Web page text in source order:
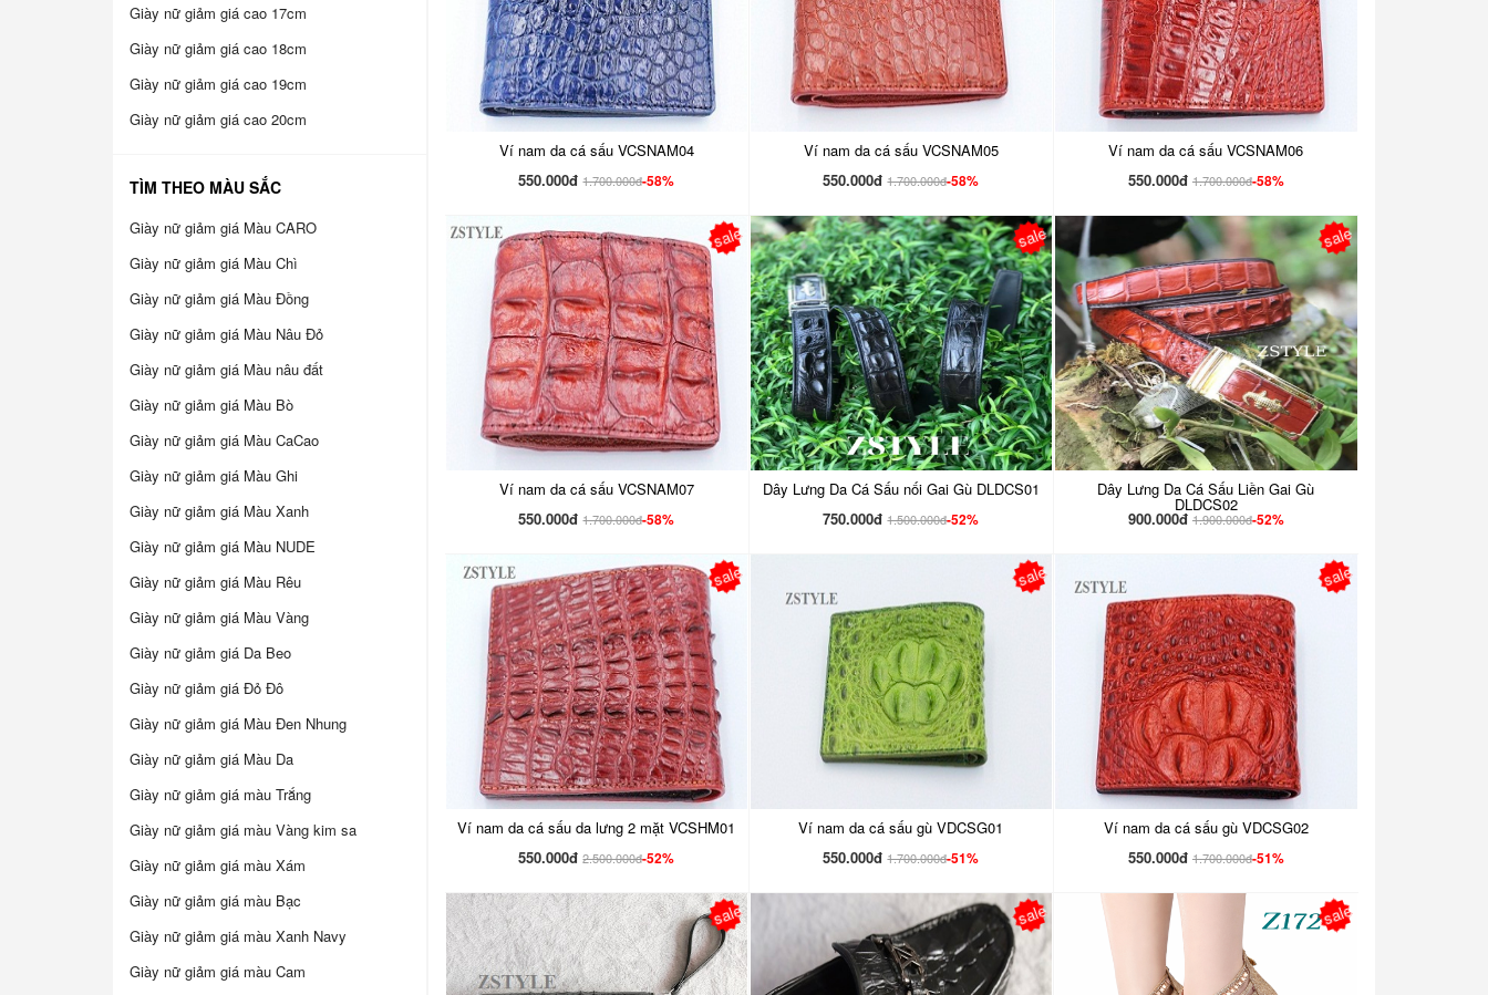
Giày nữ giảm giá cao 17cm
Giày nữ giảm giá cao 18cm
Giày nữ giảm giá cao 19cm
Giày nữ giảm giá cao 20cm
TÌM THEO MÀU SẮC
Giày nữ giảm giá Màu CARO
Giày nữ giảm giá Màu Chì
Giày nữ giảm giá Màu Đồng
Giày nữ giảm giá Màu Nâu Đỏ
Giày nữ giảm giá Màu nâu đất
Giày nữ giảm giá Màu Bò
Giày nữ giảm giá Màu CaCao
Giày nữ giảm giá Màu Ghi
Giày nữ giảm giá Màu Xanh
Giày nữ giảm giá Màu NUDE
Giày nữ giảm giá Màu Rêu
Giày nữ giảm giá Màu Vàng
Giày nữ giảm giá Da Beo
Giày nữ giảm giá Đỏ Đô
Giày nữ giảm giá Màu Đen Nhung
Giày nữ giảm giá Màu Da
Giày nữ giảm giá màu Trắng
Giày nữ giảm giá màu Vàng kim sa
Giày nữ giảm giá màu Xám
Giày nữ giảm giá màu Bạc
Giày nữ giảm giá màu Xanh Navy
Giày nữ giảm giá màu Cam
Ví nam da cá sấu VCSNAM04
550.000đ 1.700.000đ-58%
Ví nam da cá sấu VCSNAM05
550.000đ 1.700.000đ-58%
Ví nam da cá sấu VCSNAM06
550.000đ 1.700.000đ-58%
Ví nam da cá sấu VCSNAM07
550.000đ 1.700.000đ-58%
sale
Dây Lưng Da Cá Sấu nối Gai Gù DLDCS01
750.000đ 1.500.000đ-52%
sale
Dây Lưng Da Cá Sấu Liền Gai Gù
DLDCS02
900.000đ 1.900.000đ-52%
sale
Ví nam da cá sấu da lưng 2 mặt VCSHM01
550.000đ 2.500.000đ-52%
sale
Ví nam da cá sấu gù VDCSG01
550.000đ 1.700.000đ-51%
sale
Ví nam da cá sấu gù VDCSG02
550.000đ 1.700.000đ-51%
sale
sale sale sale